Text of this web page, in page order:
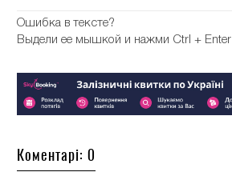
Ошибка в тексте?
Выдели ее мышкой и нажми Ctrl + Enter
Коментарі: 0